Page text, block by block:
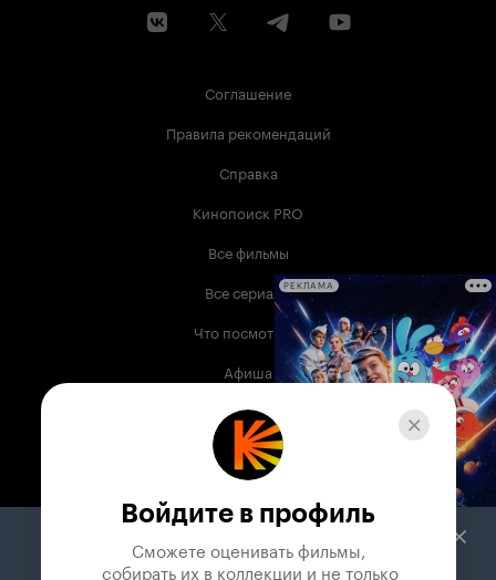
Соглашение
Правила рекомендаций
Справка
Кинопоиск PRO
Все фильмы
Все сериалы
Что посмотреть
Афиша
Музыка
Телепрограмма
Служба поддержки
РЕКЛАМА
Войдите в профиль
Сможете оценивать фильмы,
собирать их в коллекции и не только